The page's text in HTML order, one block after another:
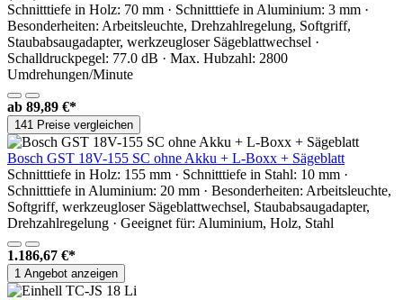
Schnitttiefe in Holz: 70 mm · Schnitttiefe in Aluminium: 3 mm ·
Besonderheiten: Arbeitsleuchte, Drehzahlregelung, Softgriff,
Staubabsaugadapter, werkzeugloser Sägeblattwechsel ·
Schalldruckpegel: 77.0 dB · Max. Hubzahl: 2800
Umdrehungen/Minute
ab 89,89 €*
141 Preise vergleichen
Bosch GST 18V-155 SC ohne Akku + L-Boxx + Sägeblatt
Schnitttiefe in Holz: 155 mm · Schnitttiefe in Stahl: 10 mm ·
Schnitttiefe in Aluminium: 20 mm · Besonderheiten: Arbeitsleuchte,
Softgriff, werkzeugloser Sägeblattwechsel, Staubabsaugadapter,
Drehzahlregelung · Geeignet für: Aluminium, Holz, Stahl
1.186,67 €*
1 Angebot anzeigen